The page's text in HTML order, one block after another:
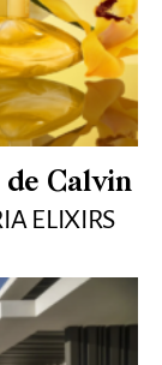
Calvin
ELIXIRS